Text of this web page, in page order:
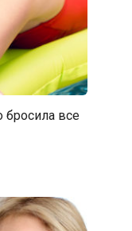
бросила все